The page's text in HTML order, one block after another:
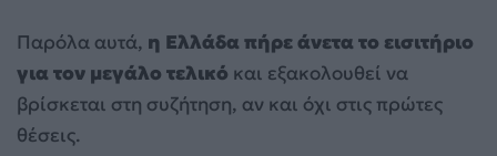
Παρόλα αυτά, η Ελλάδα πήρε άνετα το εισιτήριο
για τον μεγάλο τελικό και εξακολουθεί να
βρίσκεται στη συζήτηση, αν και όχι στις πρώτες
θέσεις.